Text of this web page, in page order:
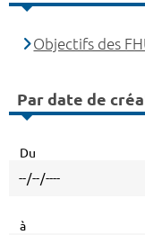
Objectifs des
Par date de
Du
à